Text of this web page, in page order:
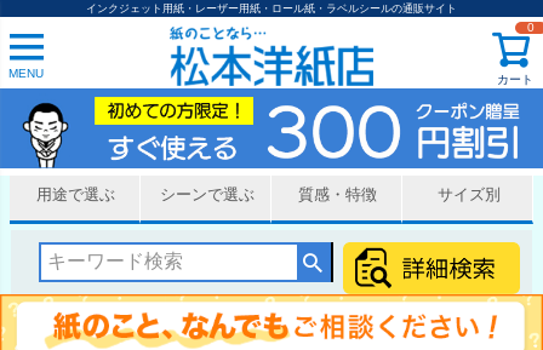
インクジェット用紙・レーザー用紙・ロール紙・ラベルシールの通販サイト
MENU カート
0
用途で選ぶ シーンで選ぶ 質感・特徴 サイズ別